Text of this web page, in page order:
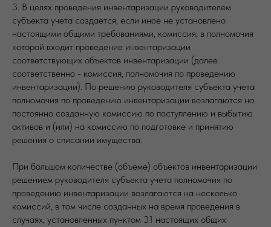
3. В целях проведения инвентаризации руководителем
субъекта учета создается, если иное не установлено
настоящими общими требованиями, комиссия, в полномочия
которой входит проведение инвентаризации
соответствующих объектов инвентаризации (далее
соответственно - комиссия, полномочия по проведению
инвентаризации). По решению руководителя субъекта учета
полномочия по проведению инвентаризации возлагаются на
постоянно созданную комиссию по поступлению и выбытию
активов и (или) на комиссию по подготовке и принятию
решения о списании имущества.
При большом количестве (объеме) объектов инвентаризации
решением руководителя субъекта учета полномочия по
проведению инвентаризации возлагаются на несколько
комиссий, в том числе созданных на время проведения в
случаях, установленных пунктом 31 настоящих общих